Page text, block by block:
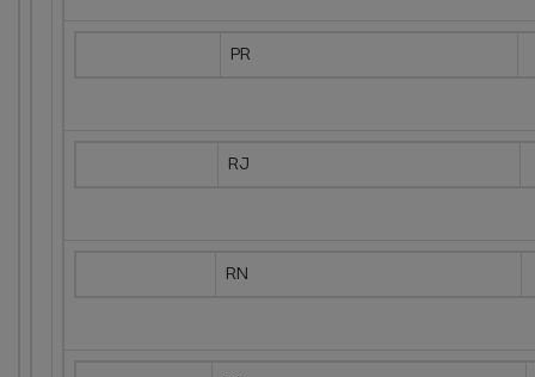
PR
RJ
RN